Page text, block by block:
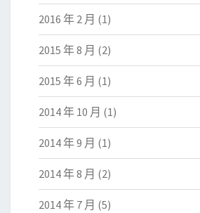
2016 年 2 月 (1)
2015 年 8 月 (2)
2015 年 6 月 (1)
2014 年 10 月 (1)
2014 年 9 月 (1)
2014 年 8 月 (2)
2014 年 7 月 (5)